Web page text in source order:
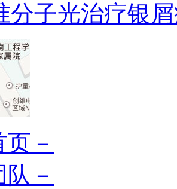
分子光治疗银
页－
－